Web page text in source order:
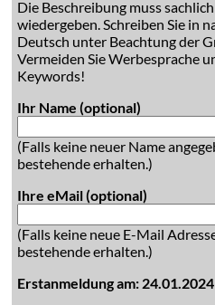
Die Beschreibung muss
wiedergeben. Schreiben Sie in
Deutsch unter Beachtung der
Vermeiden Sie Werbesprache
Keywords!
Ihr Name (optional)
(Falls keine neuer Name
bestehende erhalten.)
Ihre eMail (optional)
(Falls keine neue E-Mail
bestehende erhalten.)
Erstanmeldung am: 24.01.2024